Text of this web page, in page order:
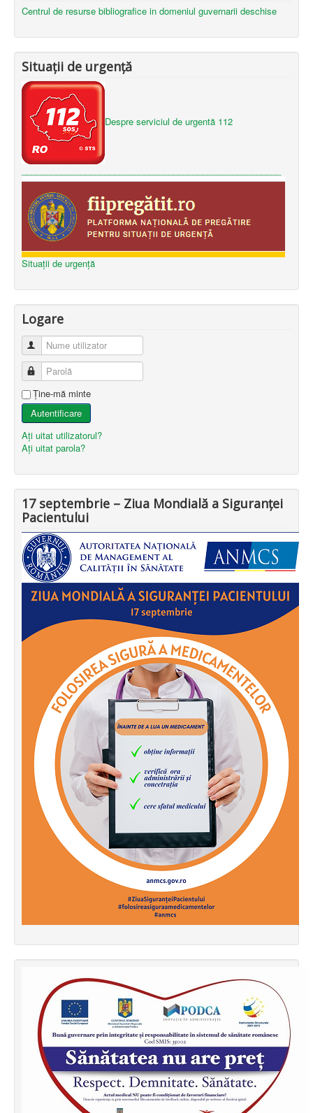
Centrul de resurse bibliografice in domeniul guvernarii deschise
Situații de urgență
Despre serviciul de urgentă 112
Situații de urgență
Logare
Nume utilizator
Parolă
Ţine-mă minte
Autentificare
Aţi uitat utilizatorul?
Aţi uitat parola?
17 septembrie – Ziua Mondială a Siguranței
Pacientului